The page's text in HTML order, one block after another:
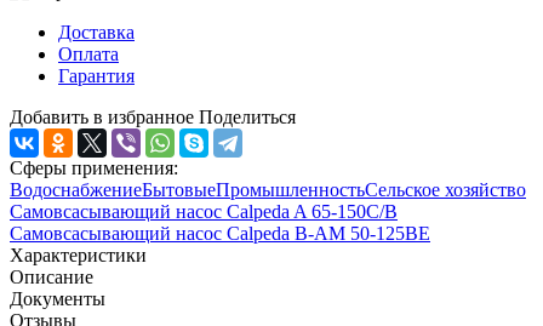
Доставка
Оплата
Гарантия
Добавить в избранное Поделиться
Сферы применения:
ВодоснабжениеБытовыеПромышленностьСельское хозяйство
Самовсасывающий насос Calpeda A 65-150C/B
Самовсасывающий насос Calpeda B-AM 50-125BE
Характеристики
Описание
Документы
Отзывы